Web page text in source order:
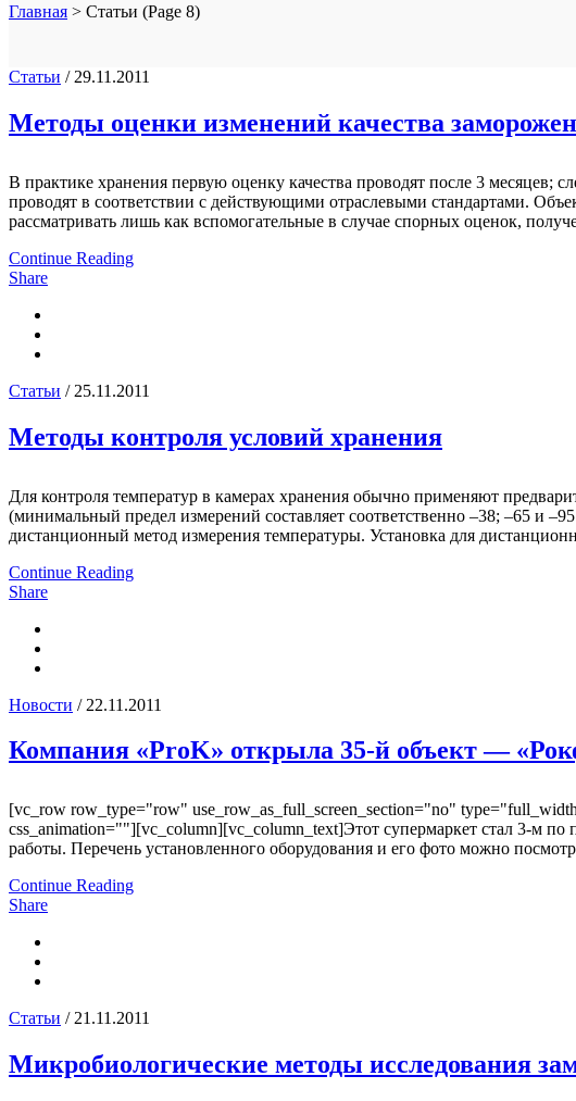
Главная > Статьи (Page 8)
Статьи / 29.11.2011
Методы оценки изменений качества
В практике хранения первую оценку качества проводят после 3
проводят в соответствии с действующими отраслевыми стандартами.
рассматривать лишь как вспомогательные в случае спорных оценок,
Continue Reading
Share
Статьи / 25.11.2011
Методы контроля условий хранения
Для контроля температур в камерах хранения обычно применяют
(минимальный предел измерений составляет соответственно –38; –65 и
дистанционный метод измерения температуры. Установка для
Continue Reading
Share
Новости / 22.11.2011
Компания «ProK» открыла 35-й объект —
[vc_row row_type="row" use_row_as_full_screen_section="no"
css_animation=""][vc_column][vc_column_text]Этот супермаркет стал 3-м по
работы. Перечень установленного оборудования и его фото можно
Continue Reading
Share
Статьи / 21.11.2011
Микробиологические методы исследования